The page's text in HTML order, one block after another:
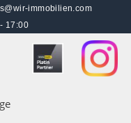
immobilien.com
17:00